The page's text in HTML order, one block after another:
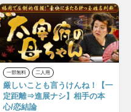
一部無料 二人用
厳しいことも言うけんね！【一
定距離⇒進展ナシ】相手の本
心/恋結論